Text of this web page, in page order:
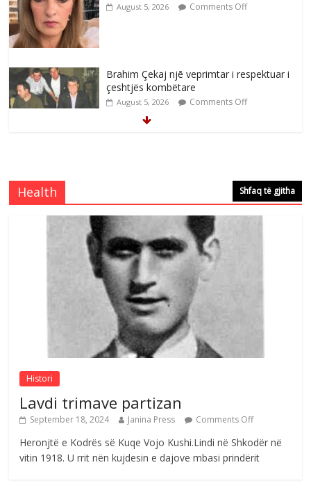
August 5, 2026 Comments Off
Brahim Çekaj njē veprimtar i respektuar i
çeshtjës kombëtare
August 5, 2026 Comments Off
e invalidëve në Fushë Kosovë
Comments Off
Çlirimtari Agron Gërvalla me takime pune
në atdhe të shoqerisë Levizja
August 3, 2026 Comments Off
Postim me vlera nga artistja e mirëfilltë
Mimoza Gjoni
August 6, 2026 Comments Off
Health Shfaq të gjitha
Histori
Lavdi trimave partizan
September 18, 2024 Janina Press Comments Off
Heronjtë e Kodrës së Kuqe Vojo Kushi.Lindi në Shkodër në
vitin 1918. U rrit nën kujdesin e dajove mbasi prindërit